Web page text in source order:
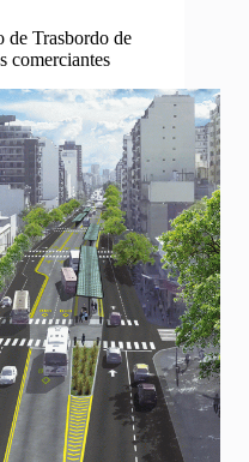
de Trasbordo de
comerciantes